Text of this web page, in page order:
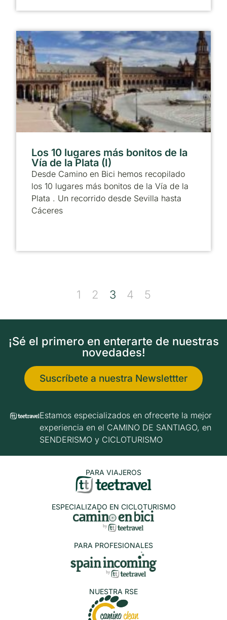
Los 10 lugares más bonitos de la
Vía de la Plata (I)
Desde Camino en Bici hemos recopilado
los 10 lugares más bonitos de la Vía de la
Plata . Un recorrido desde Sevilla hasta
Cáceres
1 2 3 4 5
¡Sé el primero en enterarte de nuestras
novedades!
Suscríbete a nuestra Newslettter
Estamos especializados en ofrecerte la mejor
experiencia en el CAMINO DE SANTIAGO, en
SENDERISMO y CICLOTURISMO
PARA VIAJEROS
ESPECIALIZADO EN CICLOTURISMO
PARA PROFESIONALES
NUESTRA RSE